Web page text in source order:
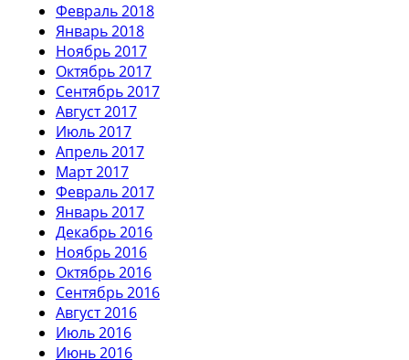
Февраль 2018
Январь 2018
Ноябрь 2017
Октябрь 2017
Сентябрь 2017
Август 2017
Июль 2017
Апрель 2017
Март 2017
Февраль 2017
Январь 2017
Декабрь 2016
Ноябрь 2016
Октябрь 2016
Сентябрь 2016
Август 2016
Июль 2016
Июнь 2016